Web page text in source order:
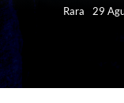
Rara 29